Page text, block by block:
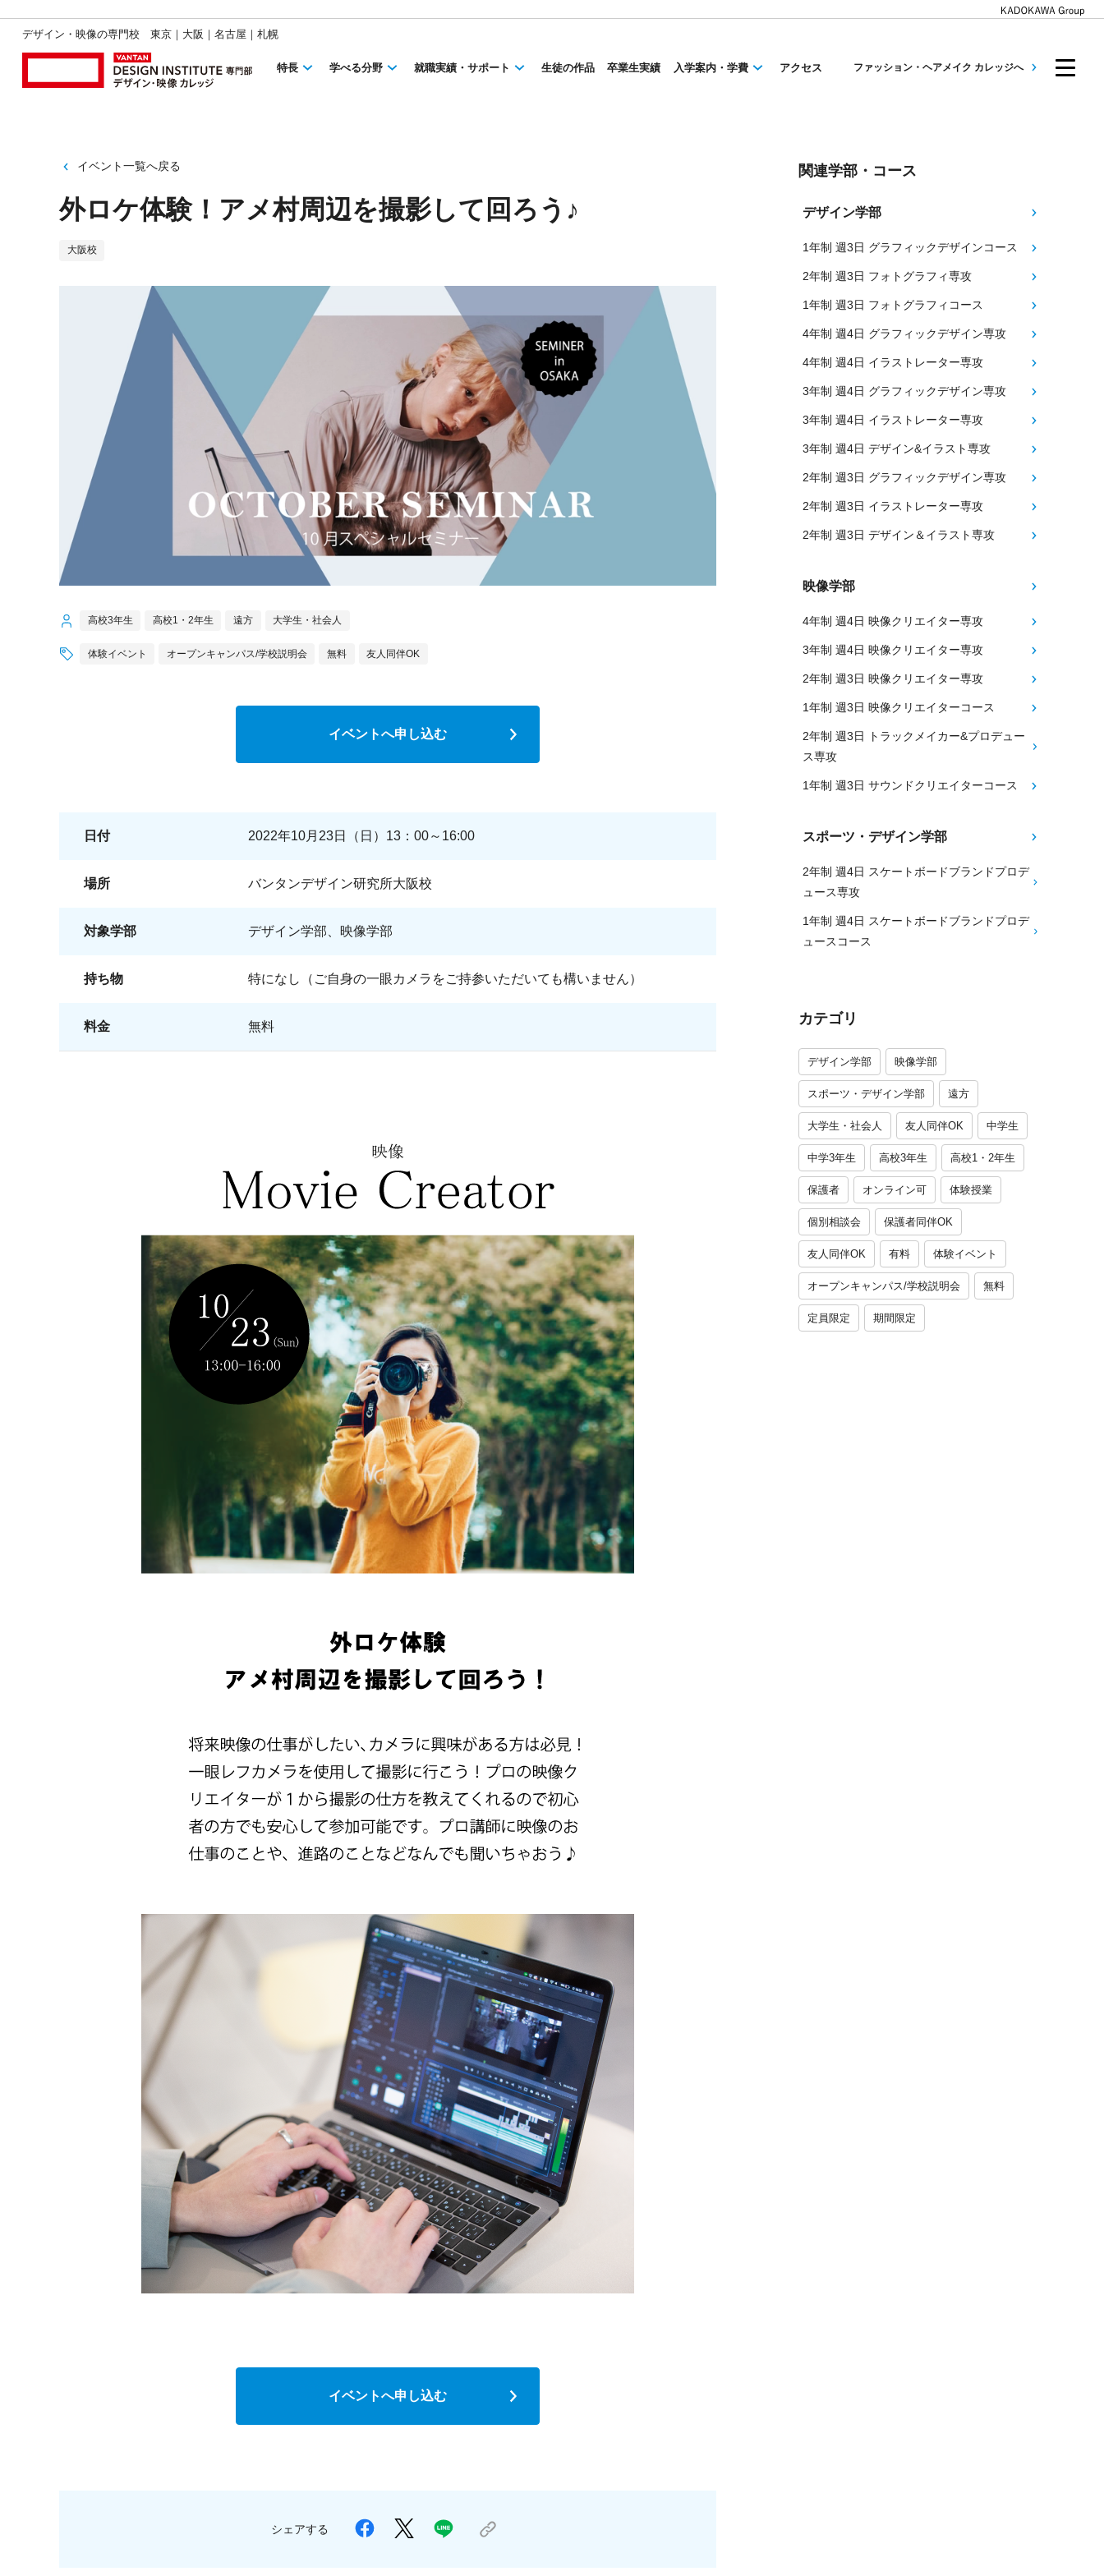
デザイン・映像の専門校 東京｜大阪｜名古屋｜札幌
特長 学べる分野 就職実績・サポート 生徒の作品 卒業生実績 入学案内・学費 アクセス ファッション・ヘアメイク カレッジへ
イベント一覧へ戻る
外ロケ体験！アメ村周辺を撮影して回ろう♪
大阪校
高校3年生 高校1・2年生 遠方 大学生・社会人
体験イベント オープンキャンパス/学校説明会 無料 友人同伴OK
イベントへ申し込む
日付 2022年10月23日（日）13：00～16:00
場所 バンタンデザイン研究所大阪校
対象学部 デザイン学部、映像学部
持ち物 特になし（ご自身の一眼カメラをご持参いただいても構いません）
料金 無料
イベントへ申し込む
シェアする
関連学部・コース
デザイン学部
1年制 週3日 グラフィックデザインコース
2年制 週3日 フォトグラフィ専攻
1年制 週3日 フォトグラフィコース
4年制 週4日 グラフィックデザイン専攻
4年制 週4日 イラストレーター専攻
3年制 週4日 グラフィックデザイン専攻
3年制 週4日 イラストレーター専攻
3年制 週4日 デザイン&イラスト専攻
2年制 週3日 グラフィックデザイン専攻
2年制 週3日 イラストレーター専攻
2年制 週3日 デザイン＆イラスト専攻
映像学部
4年制 週4日 映像クリエイター専攻
3年制 週4日 映像クリエイター専攻
2年制 週3日 映像クリエイター専攻
1年制 週3日 映像クリエイターコース
2年制 週3日 トラックメイカー&プロデュー
ス専攻
1年制 週3日 サウンドクリエイターコース
スポーツ・デザイン学部
2年制 週4日 スケートボードブランドプロデ
ュース専攻
1年制 週4日 スケートボードブランドプロデ
ュースコース
カテゴリ
デザイン学部 映像学部
スポーツ・デザイン学部 遠方
大学生・社会人 友人同伴OK 中学生
中学3年生 高校3年生 高校1・2年生
保護者 オンライン可 体験授業
個別相談会 保護者同伴OK
友人同伴OK 有料 体験イベント
オープンキャンパス/学校説明会 無料
定員限定 期間限定